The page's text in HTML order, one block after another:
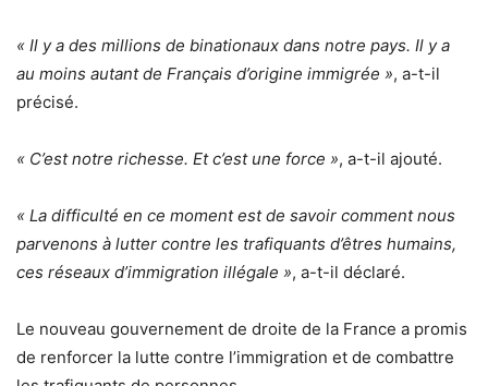
« Il y a des millions de binationaux dans notre pays. Il y a
au moins autant de Français d’origine immigrée », a-t-il
précisé.
« C’est notre richesse. Et c’est une force », a-t-il ajouté.
« La difficulté en ce moment est de savoir comment nous
parvenons à lutter contre les trafiquants d’êtres humains,
ces réseaux d’immigration illégale », a-t-il déclaré.
Le nouveau gouvernement de droite de la France a promis
de renforcer la lutte contre l’immigration et de combattre